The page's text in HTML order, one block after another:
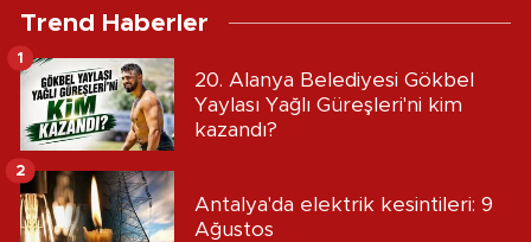
Trend Haberler
20. Alanya Belediyesi Gökbel
Yaylası Yağlı Güreşleri'ni kim
kazandı?
1
Antalya'da elektrik kesintileri: 9
Ağustos
2